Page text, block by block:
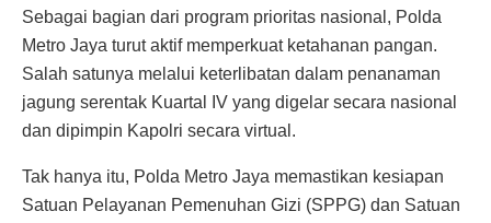
Sebagai bagian dari program prioritas nasional, Polda
Metro Jaya turut aktif memperkuat ketahanan pangan.
Salah satunya melalui keterlibatan dalam penanaman
jagung serentak Kuartal IV yang digelar secara nasional
dan dipimpin Kapolri secara virtual.
Tak hanya itu, Polda Metro Jaya memastikan kesiapan
Satuan Pelayanan Pemenuhan Gizi (SPPG) dan Satuan